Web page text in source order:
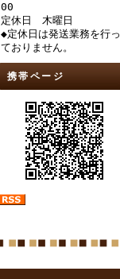
00
定休日 木曜日
◆定休日は発送業務を行っ
ておりません。
携帯ページ